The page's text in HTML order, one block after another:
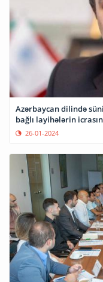
Azərbaycan dilində
bağlı layihələrin
26-01-2024